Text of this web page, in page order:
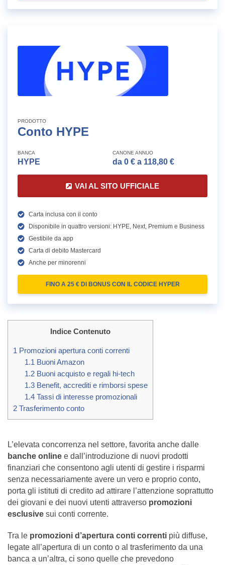
PRODOTTO
Conto HYPE
BANCA
HYPE
CANONE ANNUO
da 0 € a 118,80 €
VAI AL SITO UFFICIALE
Carta inclusa con il conto
Disponibile in quattro versioni: HYPE, Next, Premium e Business
Gestibile da app
Carta di debito Mastercard
Anche per minorenni
FINO A 25 € DI BONUS CON IL CODICE HYPER
Indice Contenuto
1 Promozioni apertura conti correnti
1.1 Buoni Amazon
1.2Buoni acquisto e regali hi-tech
1.3Benefit, accrediti e rimborsi spese
1.4Tassi di interesse promozionali
2 Trasferimento conto
L’elevata concorrenza nel settore, favorita anche dalle
banche online e dall’introduzione di nuovi prodotti
finanziari che consentono agli utenti di gestire i risparmi
senza necessariamente avere un vero e proprio conto,
porta gli istituti di credito ad attirare l’attenzione soprattutto
dei giovani e dei nuovi utenti attraverso promozioni
esclusive sui conti corrente.
Tra le promozioni d’apertura conti correnti più diffuse,
legate all’apertura di un conto o al trasferimento da una
banca a un’altra, ci sono quelle che prevedono